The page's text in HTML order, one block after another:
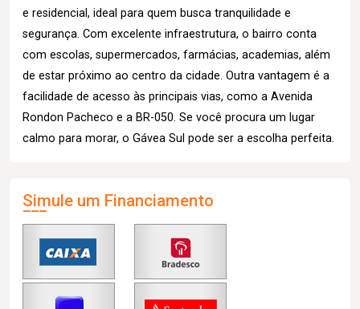
e residencial, ideal para quem busca tranquilidade e
segurança. Com excelente infraestrutura, o bairro conta
com escolas, supermercados, farmácias, academias, além
de estar próximo ao centro da cidade. Outra vantagem é a
facilidade de acesso às principais vias, como a Avenida
Rondon Pacheco e a BR-050. Se você procura um lugar
calmo para morar, o Gávea Sul pode ser a escolha perfeita.
Simule um Financiamento